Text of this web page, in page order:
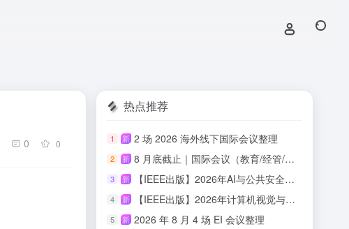
0 0
热点推荐
1 新 2 场 2026 海外线下国际会议整理
2 新 8 月底截止｜国际会议（教育/经管/心理/传媒/人文适用）
3 新 【IEEE出版】2026年AI与公共安全国际学术会议
4 新 【IEEE出版】2026年计算机视觉与具身智能国际学术会议
5 新 2026 年 8 月 4 场 EI 会议整理